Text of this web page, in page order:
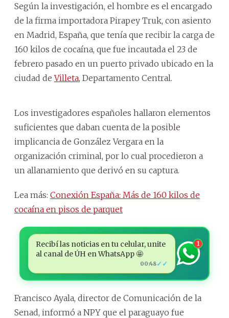
Según la investigación, el hombre es el encargado
de la firma importadora Pirapey Truk, con asiento
en Madrid, España, que tenía que recibir la carga de
160 kilos de cocaína, que fue incautada el 23 de
febrero pasado en un puerto privado ubicado en la
ciudad deVilleta, Departamento Central.
Los investigadores españoles hallaron elementos
suficientes que daban cuenta de la posible
implicancia de González Vergara en la
organización criminal, por lo cual procedieron a
un allanamiento que derivó en su captura.
Lea más: Conexión España: Más de 160 kilos de
cocaína en pisos de parquet
Recibí las noticias en tu celular, unite
al canal de ÚH en WhatsApp 🤩
00:48✓✓
1
Francisco Ayala, director de Comunicación de la
Senad, informó a NPY que el paraguayo fue